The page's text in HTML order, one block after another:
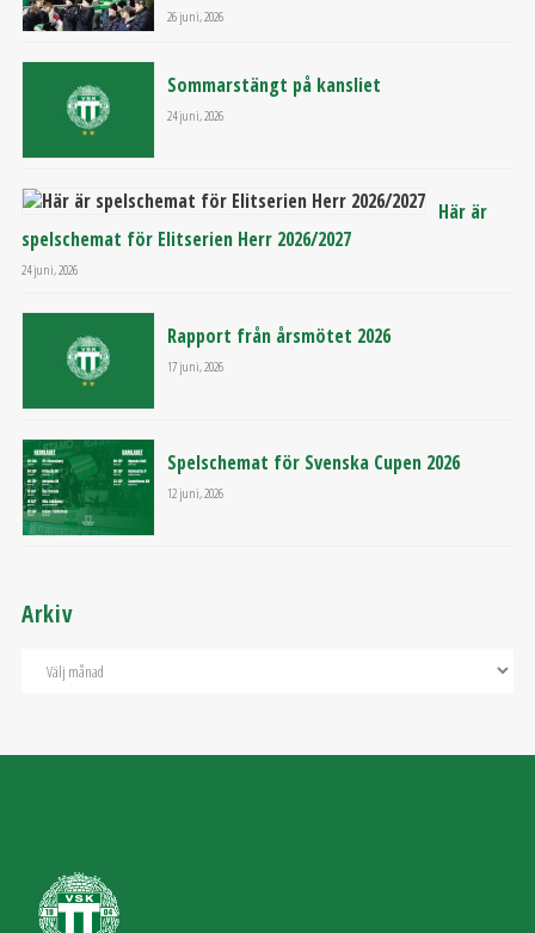
26 juni, 2026
Sommarstängt på kansliet
24 juni, 2026
Här är
spelschemat för Elitserien Herr 2026/2027
24 juni, 2026
Rapport från årsmötet 2026
17 juni, 2026
Spelschemat för Svenska Cupen 2026
12 juni, 2026
Arkiv